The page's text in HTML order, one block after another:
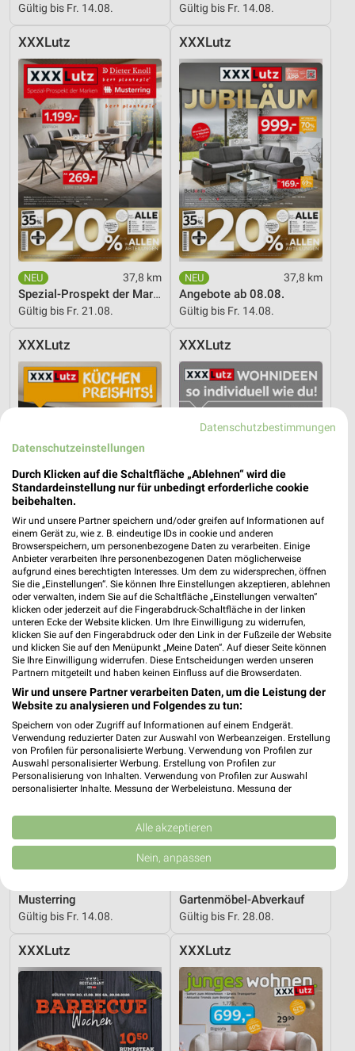
Gültig bis Fr. 14.08. Gültig bis Fr. 14.08.
XXXLutz
37,8 km
Spezial-Prospekt der Marken
Gültig bis Fr. 21.08.
XXXLutz
37,8 km
Angebote ab 08.08.
Gültig bis Fr. 14.08.
XXXLutz
37,8 km
Küchen Preishits!
Gültig bis Fr. 21.08.
XXXLutz
37,8 km
Wohnideen so individuell wie du!
Gültig bis Fr. 14.08.
XXXLutz
Musterring
Gültig bis Fr. 14.08.
XXXLutz
Gartenmöbel-Abverkauf
Gültig bis Fr. 28.08.
XXXLutz XXXLutz
Datenschutzbestimmungen
Datenschutzeinstellungen
Durch Klicken auf die Schaltfläche „Ablehnen“ wird die
Standardeinstellung nur für unbedingt erforderliche cookie
beibehalten.
Wir und unsere Partner speichern und/oder greifen auf Informationen auf
einem Gerät zu, wie z. B. eindeutige IDs in cookie und anderen
Browserspeichern, um personenbezogene Daten zu verarbeiten. Einige
Anbieter verarbeiten Ihre personenbezogenen Daten möglicherweise
aufgrund eines berechtigten Interesses. Um dem zu widersprechen, öffnen
Sie die „Einstellungen“. Sie können Ihre Einstellungen akzeptieren, ablehnen
oder verwalten, indem Sie auf die Schaltfläche „Einstellungen verwalten“
klicken oder jederzeit auf die Fingerabdruck-Schaltfläche in der linken
unteren Ecke der Website klicken. Um Ihre Einwilligung zu widerrufen,
klicken Sie auf den Fingerabdruck oder den Link in der Fußzeile der Website
und klicken Sie auf den Menüpunkt „Meine Daten“. Auf dieser Seite können
Sie Ihre Einwilligung widerrufen. Diese Entscheidungen werden unseren
Partnern mitgeteilt und haben keinen Einfluss auf die Browserdaten.
Wir und unsere Partner verarbeiten Daten, um die Leistung der
Website zu analysieren und Folgendes zu tun:
Speichern von oder Zugriff auf Informationen auf einem Endgerät.
Verwendung reduzierter Daten zur Auswahl von Werbeanzeigen. Erstellung
von Profilen für personalisierte Werbung. Verwendung von Profilen zur
Auswahl personalisierter Werbung. Erstellung von Profilen zur
Personalisierung von Inhalten. Verwendung von Profilen zur Auswahl
personalisierter Inhalte. Messung der Werbeleistung. Messung der
Kombinationen von Daten aus verschiedenen Quellen. Entwicklung und
Verbesserung der Angebote. Verwendung reduzierter Daten zur Auswahl
von Inhalten.
Daten können außerhalb der Europäischen Union weitergegeben und in die
USA gesendet werden.
Website/App.
Partnerliste anzeigen (1 IAB-Anbieter)
IAB-Verarbeitungszwecke:
Speichern von oder Zugriff auf Informationen
auf einem Endgerät
Verwendung reduzierter Daten zur Auswahl von
Werbeanzeigen
Alle akzeptieren
Nein, anpassen